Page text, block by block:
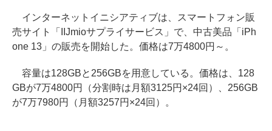
インターネットイニシアティブは、スマートフォン販
売サイト「IIJmioサプライサービス」で、中古美品「iPh
one 13」の販売を開始した。価格は7万4800円～。
容量は128GBと256GBを用意している。価格は、128
GBが7万4800円（分割時は月額3125円×24回）、256GB
が7万7980円（月額3257円×24回）。